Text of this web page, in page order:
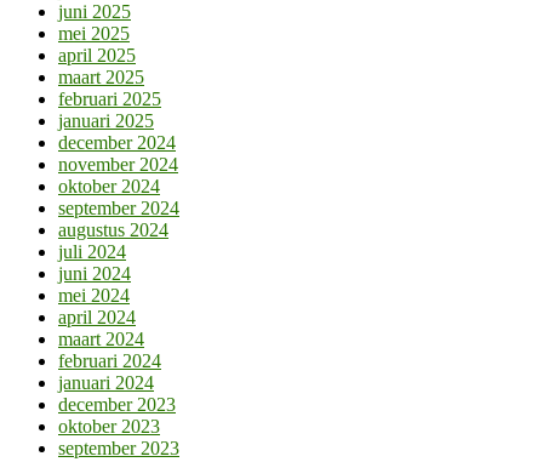
juni 2025
mei 2025
april 2025
maart 2025
februari 2025
januari 2025
december 2024
november 2024
oktober 2024
september 2024
augustus 2024
juli 2024
juni 2024
mei 2024
april 2024
maart 2024
februari 2024
januari 2024
december 2023
oktober 2023
september 2023